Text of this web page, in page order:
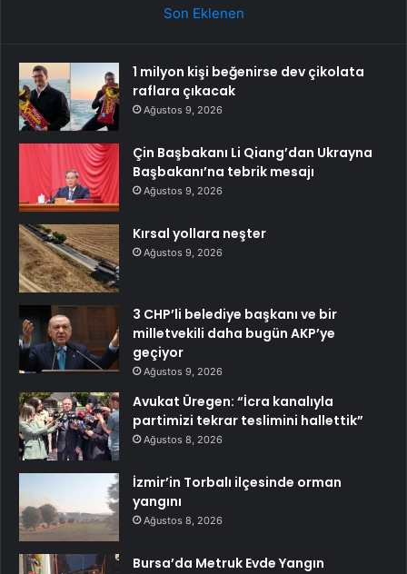
Son Eklenen
1 milyon kişi beğenirse dev çikolata
raflara çıkacak
Ağustos 9, 2026
Çin Başbakanı Li Qiang’dan Ukrayna
Başbakanı’na tebrik mesajı
Ağustos 9, 2026
Kırsal yollara neşter
Ağustos 9, 2026
3 CHP’li belediye başkanı ve bir
milletvekili daha bugün AKP’ye
geçiyor
Ağustos 9, 2026
Avukat Üregen: “İcra kanalıyla
partimizi tekrar teslimini hallettik”
Ağustos 8, 2026
İzmir’in Torbalı ilçesinde orman
yangını
Ağustos 8, 2026
Bursa’da Metruk Evde Yangın